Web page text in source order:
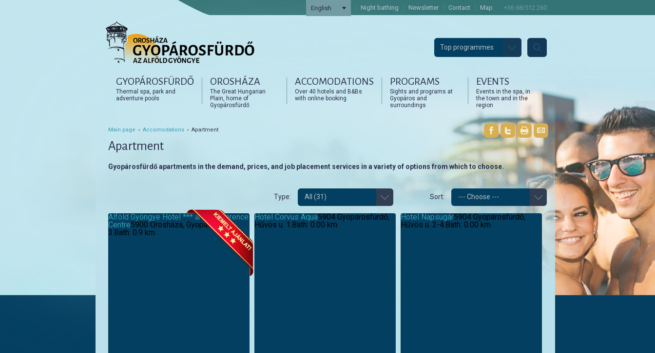
English Night bathing Newsletter Contact Map +36 68/512 260
Top programmes
Tovább az elsődleges tartalomra
Tovább a másodlagos tartalomra
GYOPÁROSFÜRDŐ
Thermal spa, park and
adventure pools
OROSHÁZA
The Great Hungarian
Plain, home of
Gyopárosfürdő
ACCOMODATIONS
Over 40 hotels and B&Bs
with online booking
PROGRAMS
Sights and programs at
Gyopáros and
surroundings
EVENTS
Events in the spa, in
the town and in the
region
Main page › Accomodations › Apartment
Apartment
Gyopárosfürdő apartments in the demand, prices, and job placement services in a variety of options from which to choose.
Type: All (31) Sort: --- Choose ---
Alföld Gyöngye Hotel *** and Conference
Centre5900 Orosháza, Gyopárosi út.
3.Bath: 0.9 km
Hotel Corvus Aqua5904 Gyopárosfürdő,
Hűvös u. 1.Bath: 0.00 km
Hotel Napsugár5904 Gyopárosfürdő,
Hűvös u. 2-4.Bath: 0.00 km